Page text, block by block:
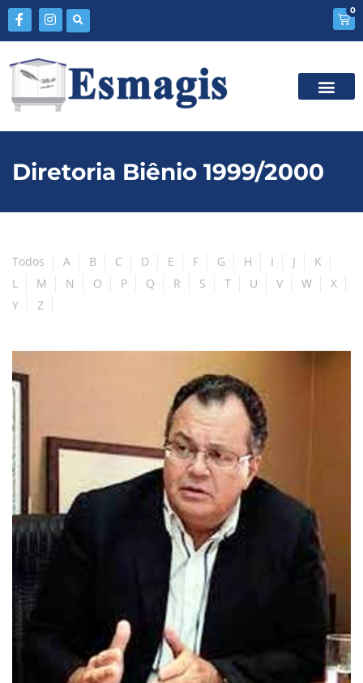
0
Diretoria Biênio 1999/2000
Todos A B C D E F G H I J
K
L
M N O P Q R S T U V W
X
Y
Z